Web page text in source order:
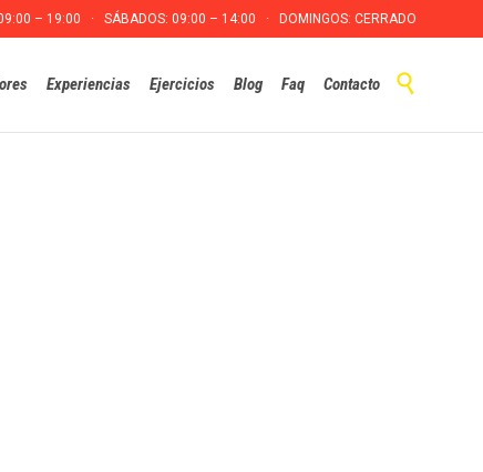
09:00 – 19:00 · SÁBADOS: 09:00 – 14:00 · DOMINGOS: CERRADO
to
Experiencias Ejercicios Blog Faq Contacto 